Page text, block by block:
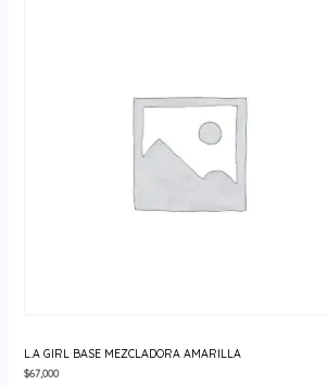
L.A GIRL BASE MEZCLADORA AMARILLA
$67,000